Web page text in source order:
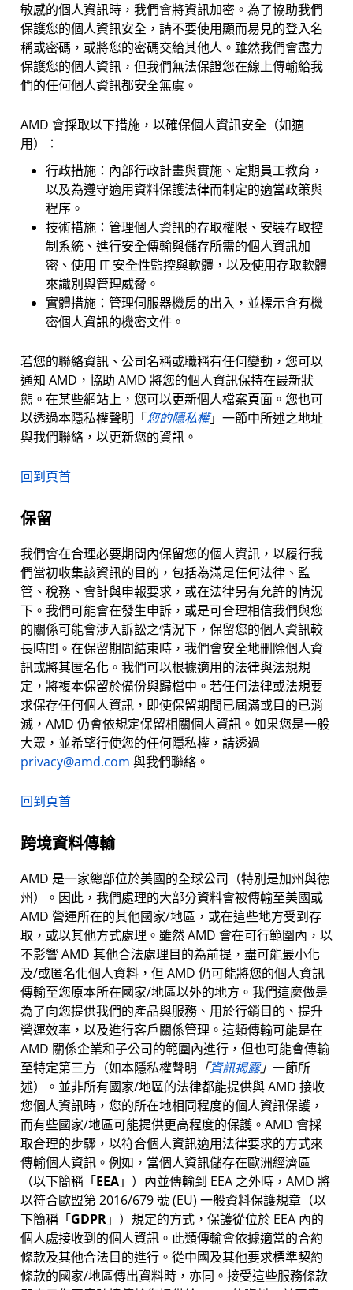
敏感的個人資訊時，我們會將資訊加密。為了協助我們
保護您的個人資訊安全，請不要使用顯而易見的登入名
稱或密碼，或將您的密碼交給其他人。雖然我們會盡力
保護您的個人資訊，但我們無法保證您在線上傳輸給我
們的任何個人資訊都安全無虞。
AMD 會採取以下措施，以確保個人資訊安全（如適
用）：
行政措施：內部行政計畫與實施、定期員工教育，
以及為遵守適用資料保護法律而制定的適當政策與
程序。
技術措施：管理個人資訊的存取權限、安裝存取控
制系統、進行安全傳輸與儲存所需的個人資訊加
密、使用 IT 安全性監控與軟體，以及使用存取軟體
來識別與管理威脅。
實體措施：管理伺服器機房的出入，並標示含有機
密個人資訊的機密文件。
若您的聯絡資訊、公司名稱或職稱有任何變動，您可以
通知 AMD，協助 AMD 將您的個人資訊保持在最新狀
態。在某些網站上，您可以更新個人檔案頁面。您也可
以透過本隱私權聲明「您的隱私權」一節中所述之地址
與我們聯絡，以更新您的資訊。
回到頁首
保留
我們會在合理必要期間內保留您的個人資訊，以履行我
們當初收集該資訊的目的，包括為滿足任何法律、監
管、稅務、會計與申報要求，或在法律另有允許的情況
下。我們可能會在發生申訴，或是可合理相信我們與您
的關係可能會涉入訴訟之情況下，保留您的個人資訊較
長時間。在保留期間結束時，我們會安全地刪除個人資
訊或將其匿名化。我們可以根據適用的法律與法規規
定，將複本保留於備份與歸檔中。若任何法律或法規要
求保存任何個人資訊，即使保留期間已屆滿或目的已消
滅，AMD 仍會依規定保留相關個人資訊。如果您是一般
大眾，並希望行使您的任何隱私權，請透過
privacy@amd.com 與我們聯絡。
回到頁首
跨境資料傳輸
AMD 是一家總部位於美國的全球公司（特別是加州與德
州）。因此，我們處理的大部分資料會被傳輸至美國或
AMD 營運所在的其他國家/地區，或在這些地方受到存
取，或以其他方式處理。雖然 AMD 會在可行範圍內，以
不影響 AMD 其他合法處理目的為前提，盡可能最小化
及/或匿名化個人資料，但 AMD 仍可能將您的個人資訊
傳輸至您原本所在國家/地區以外的地方。我們這麼做是
為了向您提供我們的產品與服務、用於行銷目的、提升
營運效率，以及進行客戶關係管理。這類傳輸可能是在
AMD 關係企業和子公司的範圍內進行，但也可能會傳輸
至特定第三方（如本隱私權聲明 「資訊揭露」 一節所
述）。並非所有國家/地區的法律都能提供與 AMD 接收
您個人資訊時，您的所在地相同程度的個人資訊保護，
而有些國家/地區可能提供更高程度的保護。AMD 會採
取合理的步驟，以符合個人資訊適用法律要求的方式來
傳輸個人資訊。例如，當個人資訊儲存在歐洲經濟區
（以下簡稱「EEA」）內並傳輸到 EEA 之外時，AMD 將
以符合歐盟第 2016/679 號 (EU) 一般資料保護規章（以
下簡稱「GDPR」）規定的方式，保護從位於 EEA 內的
個人處接收到的個人資訊。此類傳輸會依據適當的合約
條款及其他合法目的進行。從中國及其他要求標準契約
條款的國家/地區傳出資料時，亦同。接受這些服務條款